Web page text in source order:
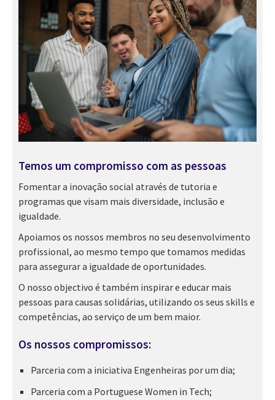
Temos um compromisso com as pessoas
Fomentar a inovação social através de tutoria e
programas que visam mais diversidade, inclusão e
igualdade.
Apoiamos os nossos membros no seu desenvolvimento
profissional, ao mesmo tempo que tomamos medidas
para assegurar a igualdade de oportunidades.
O nosso objectivo é também inspirar e educar mais
pessoas para causas solidárias, utilizando os seus skills e
competências, ao serviço de um bem maior.
Os nossos compromissos:
Parceria com a iniciativa Engenheiras por um dia;
Parceria com a Portuguese Women in Tech;